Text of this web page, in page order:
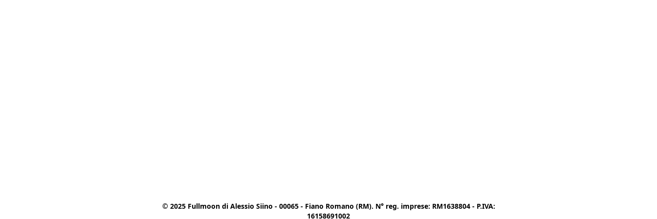
© 2025 Fullmoon di Alessio Siino - 00065 - Fiano Romano (RM). N° reg. imprese: RM1638804 - P.IVA:
16158691002